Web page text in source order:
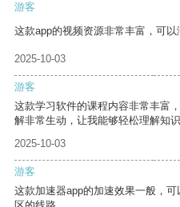
游客
这款app的视频资源非常丰富，可以
2025-10-03
游客
这款学习软件的课程内容非常丰富
解非常生动，让我能够轻松理解知识
2025-10-03
游客
这款加速器app的加速效果一般，